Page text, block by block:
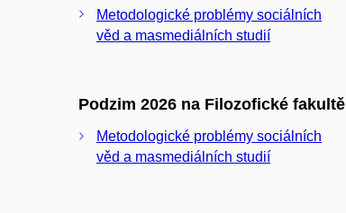
Metodologické problémy sociálních
věd a masmediálních studií
Podzim 2026 na Filozofické fakultě
Metodologické problémy sociálních
věd a masmediálních studií